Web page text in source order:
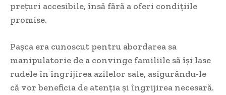
prețuri accesibile, însă fără a oferi condițiile
promise.
Pașca era cunoscut pentru abordarea sa
manipulatorie de a convinge familiile să își lase
rudele în îngrijirea azilelor sale, asigurându-le
că vor beneficia de atenția și îngrijirea necesară.